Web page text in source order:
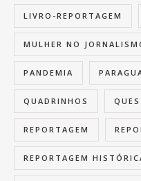
LIVRO-REPORTAGEM
MULHER NO
PANDEMIA
QUADRINHOS
REPORTAGEM
REPORTAGEM